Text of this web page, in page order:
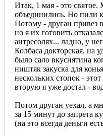
Итак, 1 мая - это
объединились. Но пили
Потому - друган привез
но я их готовить
антресолях... ладно, у
Колбаса докторская, на
было сало вкуснятина
ништяк закуска для
нескольких стопок -
вторую я уже достал -
Потом друган уехал, а
за 15 минут до запрета
(на это всегда деньги